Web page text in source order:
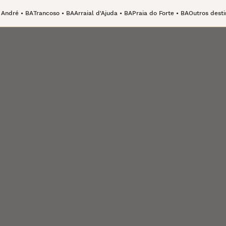
• BATrancoso • BAArraial d'Ajuda • BAPraia do Forte • BAOutros